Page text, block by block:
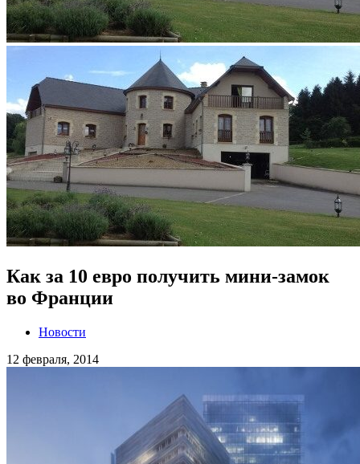
Как за 10 евро получить мини-замок
во Франции
Новости
12 февраля, 2014